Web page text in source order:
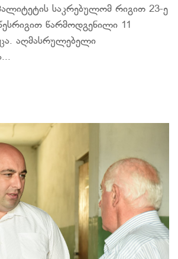
საკრებულომ რიგით 23-ე
წარმოდგენილი 11
აღმასრულებელი